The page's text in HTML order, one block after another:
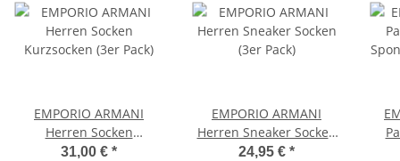
EMPORIO ARMANI
Herren Socken
Kurzsocken (3er Pack)
31,00 € *
EMPORIO ARMANI
Herren Sneaker Socken
(3er Pack)
24,95 € *